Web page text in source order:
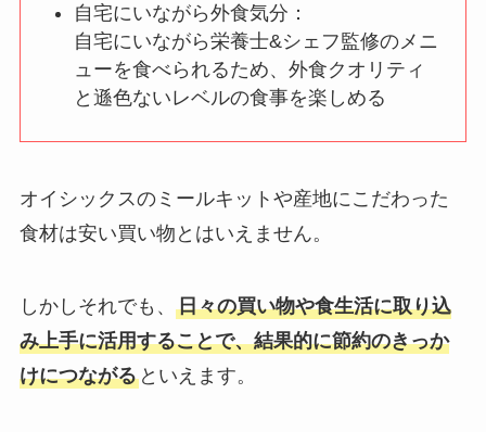
自宅にいながら外食気分：
自宅にいながら栄養士&シェフ監修のメニ
ューを食べられるため、外食クオリティ
と遜色ないレベルの食事を楽しめる
オイシックスのミールキットや産地にこだわった
食材は安い買い物とはいえません。
しかしそれでも、 日々の買い物や食生活に取り込
み上手に活用することで、結果的に節約のきっか
けにつながるといえます。